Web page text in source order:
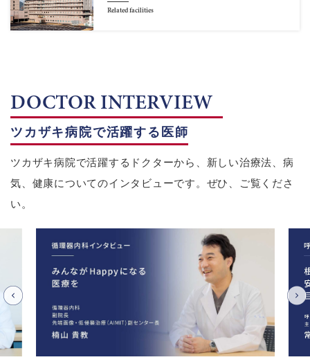
Related facilities
DOCTOR INTERVIEW
ツカザキ病院で活躍する医師
ツカザキ病院で活躍するドクターから、新しい治療法、病
気、健康についてのインタビューです。ぜひ、ご覧くださ
い。